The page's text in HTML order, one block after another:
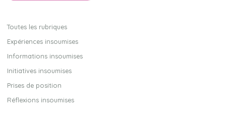
Toutes les rubriques
Expériences insoumises
Informations insoumises
Initiatives insoumises
Prises de position
Réflexions insoumises